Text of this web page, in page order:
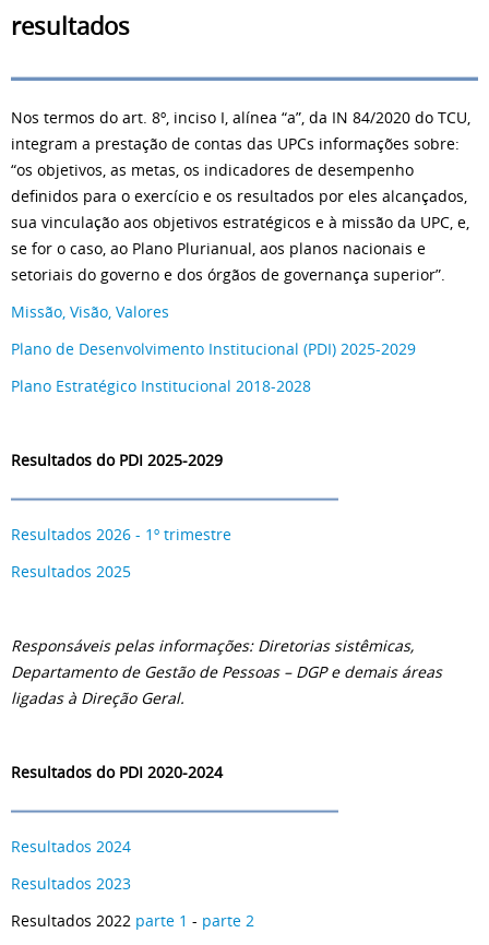
resultados
Nos termos do art. 8º, inciso I, alínea “a”, da IN 84/2020 do TCU,
integram a prestação de contas das UPCs informações sobre:
“os objetivos, as metas, os indicadores de desempenho
definidos para o exercício e os resultados por eles alcançados,
sua vinculação aos objetivos estratégicos e à missão da UPC, e,
se for o caso, ao Plano Plurianual, aos planos nacionais e
setoriais do governo e dos órgãos de governança superior”.
Missão, Visão, Valores
Plano de Desenvolvimento Institucional (PDI) 2025-2029
Plano Estratégico Institucional 2018-2028
Resultados do PDI 2025-2029
Resultados 2026 - 1º trimestre
Resultados 2025
Responsáveis pelas informações: Diretorias sistêmicas,
Departamento de Gestão de Pessoas – DGP e demais áreas
ligadas à Direção Geral.
Resultados do PDI 2020-2024
Resultados 2024
Resultados 2023
Resultados 2022 parte 1 - parte 2